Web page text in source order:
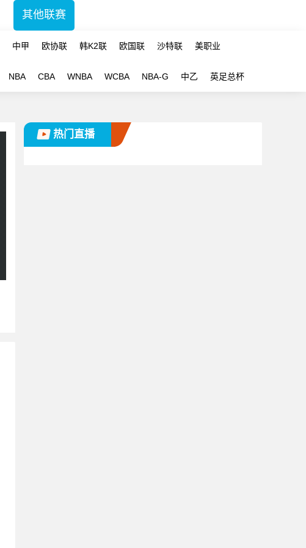
其他联赛
中甲 欧协联 韩K2联 欧国联 沙特联 美职业
NBA CBA WNBA WCBA NBA-G 中乙 英足总杯
热门直播